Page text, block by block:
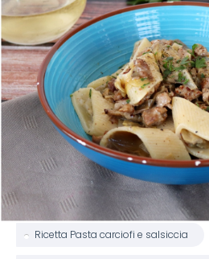
Ricetta Pasta carciofi e salsiccia